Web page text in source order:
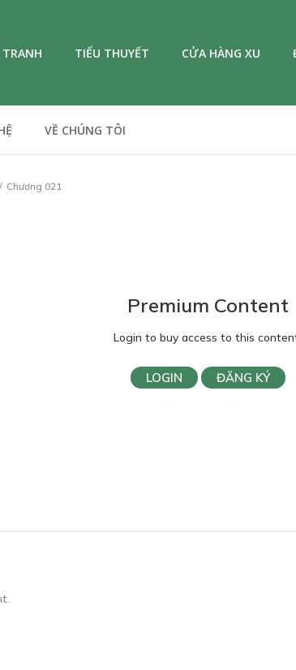
TIỂU THUYẾT CỬA HÀNG XU
VỀ CHÚNG TÔI
Chương 021
Premium Content
Login to buy access to this
LOGIN ĐĂNG KÝ